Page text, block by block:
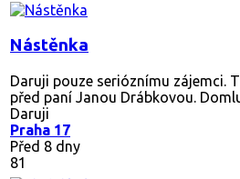
Nástěnka
Daruji pouze serióznímu zájemci.
před paní Janou Drábkovou.
Daruji
Praha 17
Před 8 dny
81